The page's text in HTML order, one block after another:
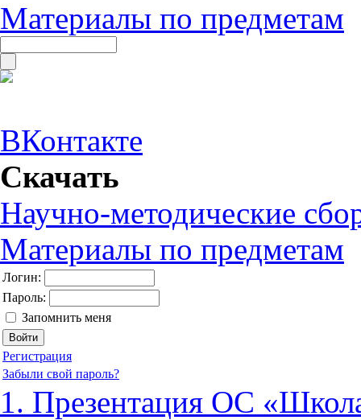
Материалы по предметам
ВКонтакте
Скачать
Научно-методические
Материалы по предметам
Логин:
Пароль:
Запомнить меня
Регистрация
Забыли свой пароль?
1. Презентация ОС